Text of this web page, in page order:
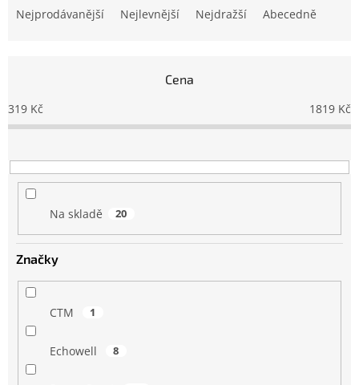
p
r
o
u
Nejprodávanější Nejlevnější Nejdražší Abecedně
Cena
319 Kč 1819 Kč
Na skladě 20
Značky
CTM 1
Echowell 8